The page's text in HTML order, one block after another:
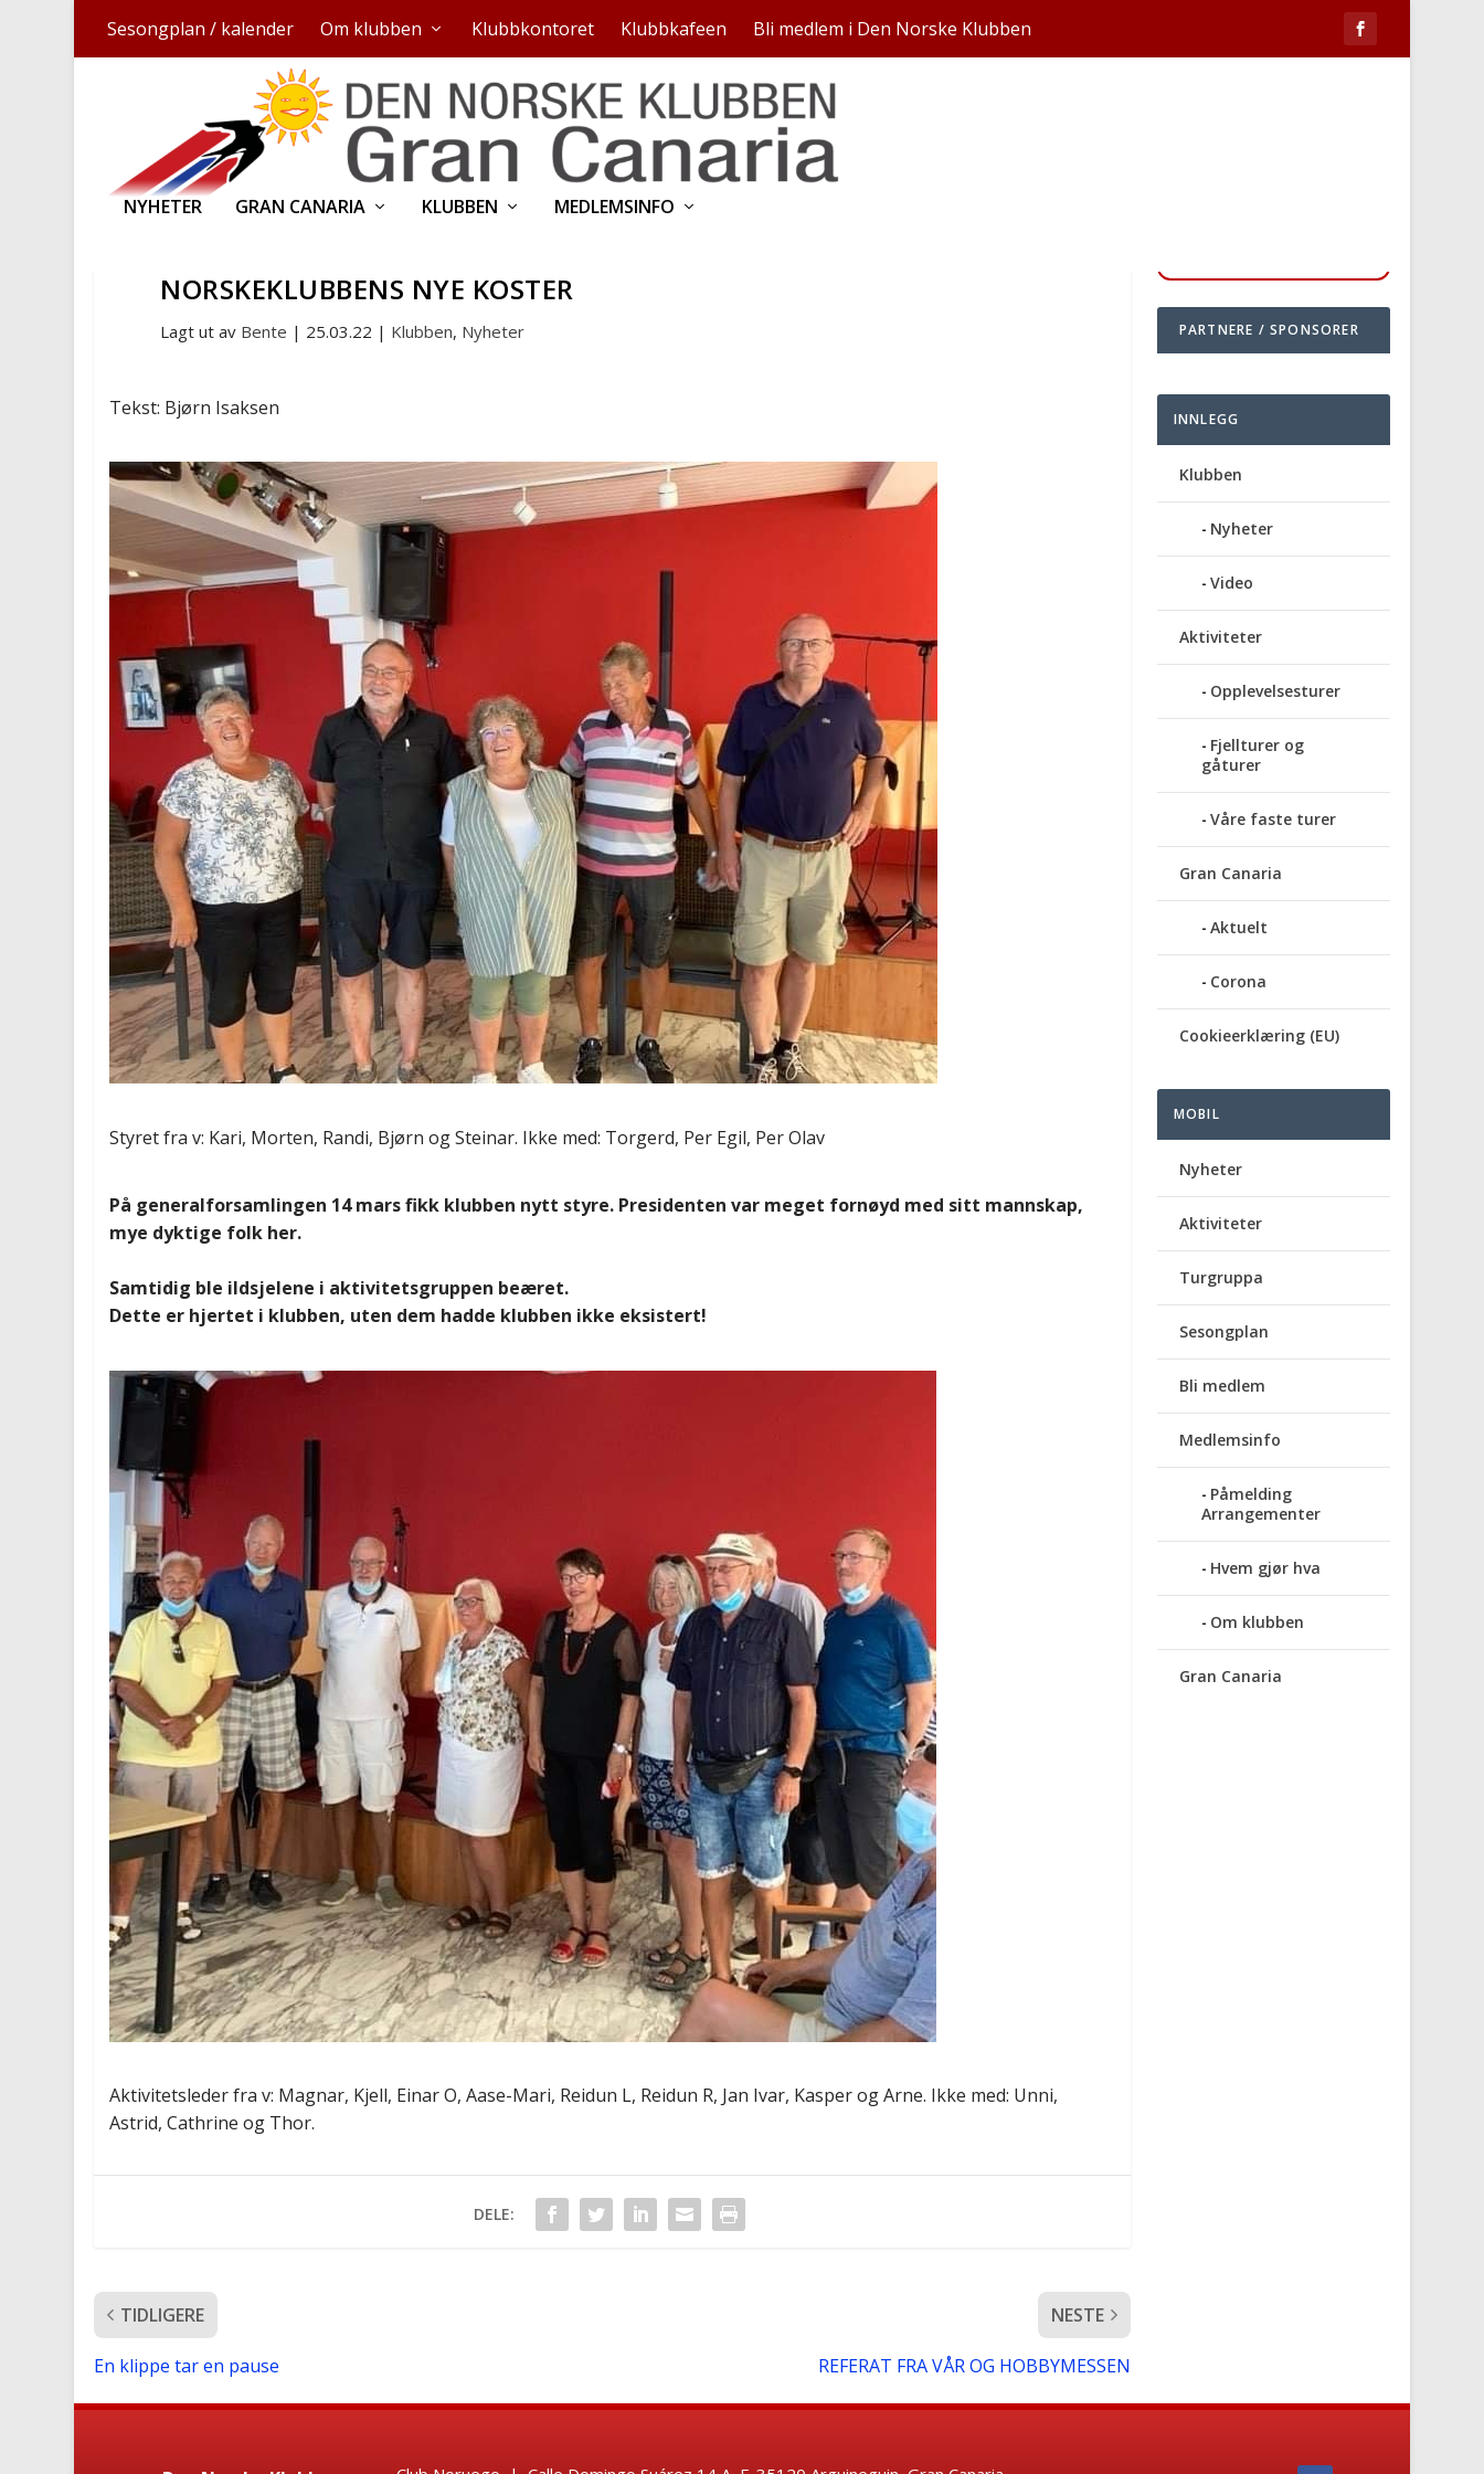
Sesongplan / kalender Om klubben Klubbkontoret Klubbkafeen Bli medlem i Den Norske Klubben
NYHETER GRAN CANARIA KLUBBEN MEDLEMSINFO
NORSKEKLUBBENS NYE KOSTER
Lagt ut av Bente | 25.03.22 | Klubben, Nyheter
Tekst: Bjørn Isaksen
Styret fra v: Kari, Morten, Randi, Bjørn og Steinar. Ikke med: Torgerd, Per Egil, Per Olav
På generalforsamlingen 14 mars fikk klubben nytt styre. Presidenten var meget fornøyd med sitt mannskap,
mye dyktige folk her.
Samtidig ble ildsjelene i aktivitetsgruppen beæret.
Dette er hjertet i klubben, uten dem hadde klubben ikke eksistert!
Aktivitetsleder fra v: Magnar, Kjell, Einar O, Aase-Mari, Reidun L, Reidun R, Jan Ivar, Kasper og Arne. Ikke med: Unni,
Astrid, Cathrine og Thor.
DELE:
TIDLIGERE
En klippe tar en pause
NESTE
REFERAT FRA VÅR OG HOBBYMESSEN
PARTNERE / SPONSORER
INNLEGG
Klubben
Nyheter
Video
Aktiviteter
Opplevelsesturer
Fjellturer og
gåturer
Våre faste turer
Gran Canaria
Aktuelt
Corona
Cookieerklæring (EU)
MOBIL
Nyheter
Aktiviteter
Turgruppa
Sesongplan
Bli medlem
Medlemsinfo
Påmelding
Arrangementer
Hvem gjør hva
Om klubben
Gran Canaria